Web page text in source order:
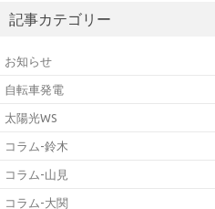
記事カテゴリー
お知らせ
自転車発電
太陽光WS
コラム-鈴木
コラム-山見
コラム-大関